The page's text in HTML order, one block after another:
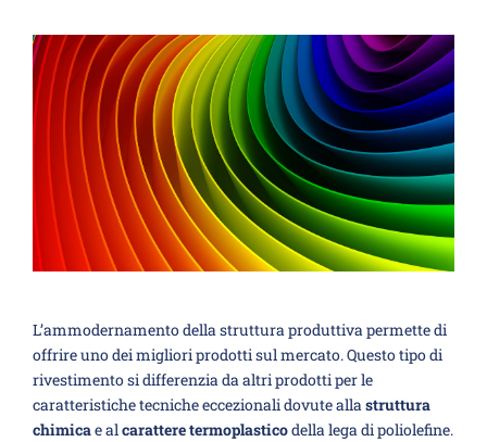
L’ammodernamento della struttura produttiva permette di
offrire uno dei migliori prodotti sul mercato. Questo tipo di
rivestimento si differenzia da altri prodotti per le
caratteristiche tecniche eccezionali dovute alla struttura
chimicae al carattere termoplasticodella lega di poliolefine.